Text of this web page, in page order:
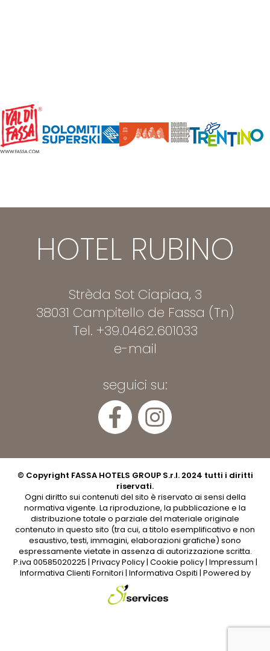
HOTEL RUBINO
Strèda Sot Ciapiaa, 3
38031 Campitello de Fassa (Tn)
Tel. +39.0462.601033
e-mail
seguici su:
© Copyright FASSA HOTELS GROUP S.r.l. 2024 tutti i diritti
riservati.
Ogni diritto sui contenuti del sito è riservato ai sensi della
normativa vigente. La riproduzione, la pubblicazione e la
distribuzione totale o parziale del materiale originale
contenuto in questo sito (tra cui, a titolo esemplificativo e non
esaustivo, testi, immagini, elaborazioni grafiche) sono
espressamente vietate in assenza di autorizzazione scritta.
P.iva 00585020225 | Privacy Policy| Cookie policy| Impressum |
Informativa Clienti Fornitori | Informativa Ospiti | Powered by